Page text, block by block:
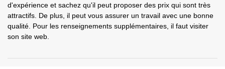
d'expérience et sachez qu'il peut proposer des prix qui sont très
attractifs. De plus, il peut vous assurer un travail avec une bonne
qualité. Pour les renseignements supplémentaires, il faut visiter
son site web.